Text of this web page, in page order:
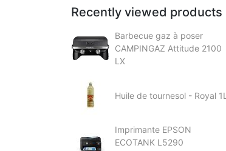
Recently viewed products
Barbecue gaz à poser
CAMPINGAZ Attitude 2100
LX
Huile de tournesol - Royal 1L
Imprimante EPSON
ECOTANK L5290